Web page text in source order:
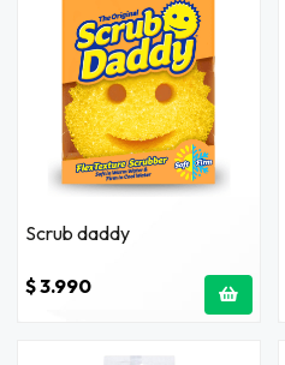
Scrub daddy
$ 3.990